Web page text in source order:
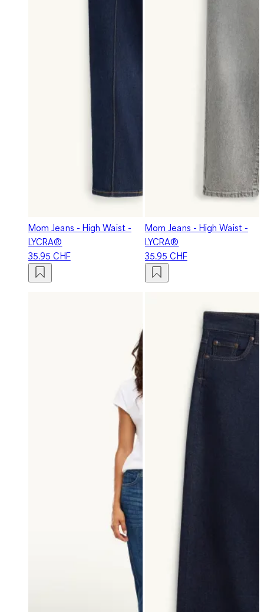
Mom Jeans - High Waist -
LYCRA®
35.95 CHF
Mom Jeans - High Waist -
LYCRA®
35.95 CHF